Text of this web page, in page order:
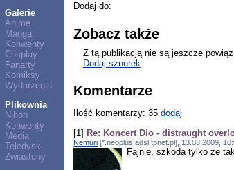
Galerie
Anime
Manga
Konwenty
Cosplay
Fanarty
Komiksy
Wydarzenia
Plikownia
Nihon
Konwenty
Media
Teledyski
Zwiastuny
Dodaj do:
Zobacz także
Z tą publikacją nie są jeszcze
Dodaj sznurek
Komentarze
Ilość komentarzy: 35dodaj
[1] Re: Koncert Dio - distraught
Nemuri [*.neoplus.adsl.tpnet.pl], 13.08.2009,
Fajnie, szkoda tylko że